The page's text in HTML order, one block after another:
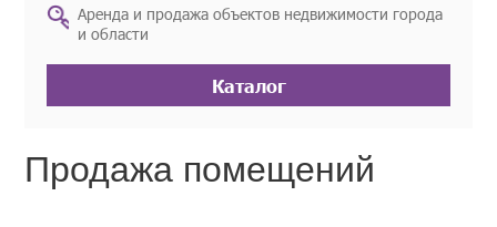
Аренда и продажа объектов недвижимости города
и области
Каталог
Продажа помещений